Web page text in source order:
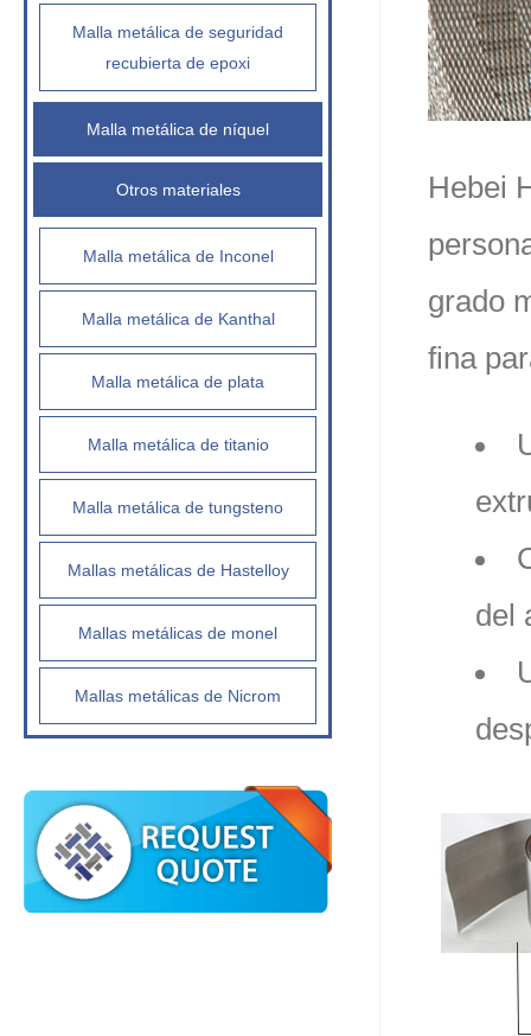
Hebei
grado
fina
del
Malla metálica de seguridad
recubierta de epoxi
Malla metálica de níquel
Otros materiales
Malla metálica de Inconel
Malla metálica de Kanthal
Malla metálica de plata
Malla metálica de titanio
Malla metálica de tungsteno
Mallas metálicas de Hastelloy
Mallas metálicas de monel
Mallas metálicas de Nicrom